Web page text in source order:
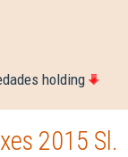
holding
2015 Sl.